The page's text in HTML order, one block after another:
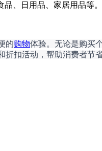
、日用品、家居用品
的购物体验。无论是购买
扣活动，帮助消费者节省